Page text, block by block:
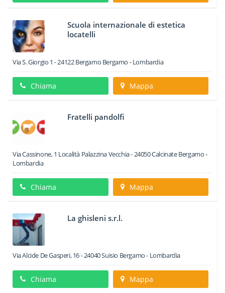
Scuola internazionale di estetica
locatelli
Via S. Giorgio 1 -24122Bergamo Bergamo -Lombardia
Chiama Mappa
Fratelli pandolfi
Via Cassinone, 1 Località Palazzina Vecchia-24050CalcinateBergamo -
Lombardia
Chiama Mappa
La ghisleni s.r.l.
Via Alcide De Gasperi, 16-24040Suisio Bergamo - Lombardia
Chiama Mappa